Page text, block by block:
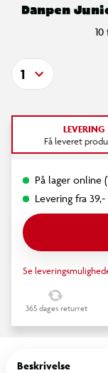
Danpen
1
LEVERING
Få leveret
På lager online
Levering fra 39,-
Se
365 dages returret
Beskrivelse